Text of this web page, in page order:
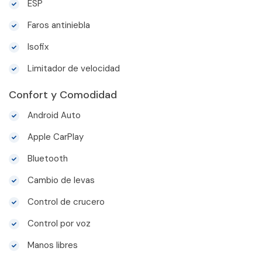
ESP
Faros antiniebla
Isofix
Limitador de velocidad
Confort y Comodidad
Android Auto
Apple CarPlay
Bluetooth
Cambio de levas
Control de crucero
Control por voz
Manos libres